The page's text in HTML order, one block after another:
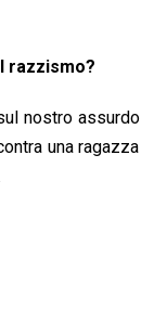
razzismo?
nostro assurdo
una ragazza